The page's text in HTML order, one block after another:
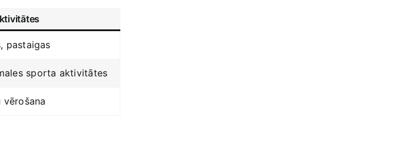
⁤pastaigas
sporta aktivitātes
vērošana